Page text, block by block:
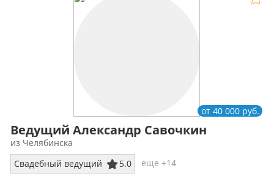
Ведущий Александр Савочкин
от 40 000 руб.
из Челябинска
Свадебный ведущий
5.0
еще +14